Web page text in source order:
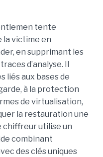
tente
la victime en
en supprimant les
d’analyse. Il
liés aux bases de
à la protection
de virtualisation,
la restauration une
chiffreur utilise un
combinant
des clés uniques